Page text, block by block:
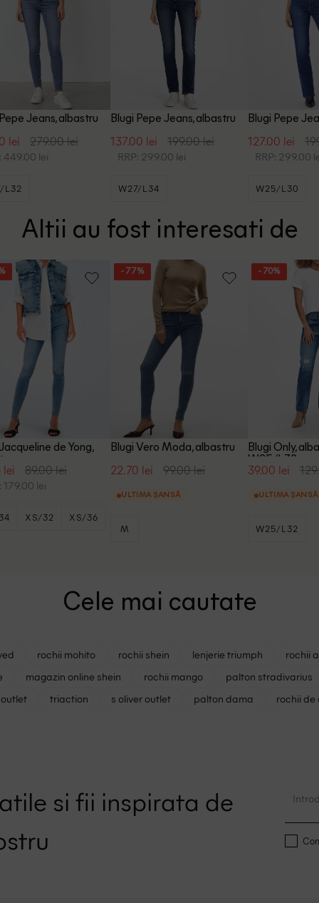
Jeans, albastru
lei 279.00 lei
449.00 lei
L32
Blugi Pepe Jeans, albastru
137.00 lei 199.00 lei
RRP: 299.00 lei
W27/L34
Blugi Pepe
127.00 lei
RRP: 299.00
W25/L30
Altii au fost interesati de
de Yong,
lei 89.00 lei
179.00 lei
XS/32 XS/36
- 77%
Blugi Vero Moda, albastru
22.70 lei 99.00 lei
ULTIMA ȘANSĂ
M
- 70%
Blugi Only,
W25/L32
39.00 lei
ULTIMA ȘANSĂ
W25/L32
Cele mai cautate
rochii mohito rochii shein lenjerie triumph rochii
magazin online shein rochii mango palton stradivarius
triaction s oliver outlet palton dama rochii de
si fii inspirata de